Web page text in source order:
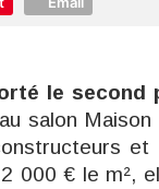
le
salon Maison
et
000 € le m²,